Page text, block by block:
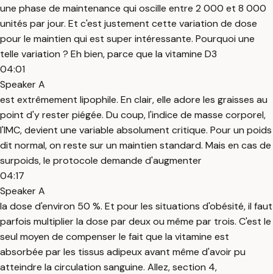
une phase de maintenance qui oscille entre 2 000 et 8 000
unités par jour. Et c'est justement cette variation de dose
pour le maintien qui est super intéressante. Pourquoi une
telle variation ? Eh bien, parce que la vitamine D3
04:01
Speaker A
est extrêmement lipophile. En clair, elle adore les graisses au
point d'y rester piégée. Du coup, l'indice de masse corporel,
l'IMC, devient une variable absolument critique. Pour un poids
dit normal, on reste sur un maintien standard. Mais en cas de
surpoids, le protocole demande d'augmenter
04:17
Speaker A
la dose d'environ 50 %. Et pour les situations d'obésité, il faut
parfois multiplier la dose par deux ou même par trois. C'est le
seul moyen de compenser le fait que la vitamine est
absorbée par les tissus adipeux avant même d'avoir pu
atteindre la circulation sanguine. Allez, section 4,